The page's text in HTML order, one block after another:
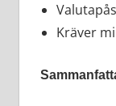
Kräver